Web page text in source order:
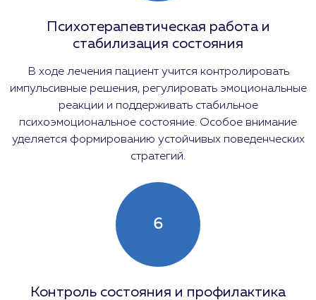
Психотерапевтическая работа и
стабилизация состояния
В ходе лечения пациент учится контролировать
импульсивные решения, регулировать эмоциональные
реакции и поддерживать стабильное
психоэмоциональное состояние. Особое внимание
уделяется формированию устойчивых поведенческих
стратегий.
6
Контроль состояния и профилактика